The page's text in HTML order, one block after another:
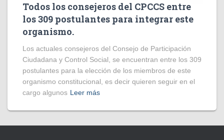
Todos los consejeros del CPCCS entre
los 309 postulantes para integrar este
organismo.
Los actuales consejeros del Consejo de Participación
Ciudadana y Control Social, se encuentran entre los 309
postulantes para la elección de los miembros de este
organismo constitucional, es decir quieren seguir en el
cargo algunos Leer más